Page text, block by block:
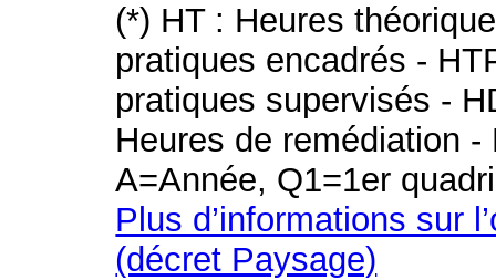
(*) HT : Heures
pratiques encadrés -
pratiques supervisés -
Heures de remédiation
A=Année, Q1=1er
Plus d’informations sur
(décret Paysage)